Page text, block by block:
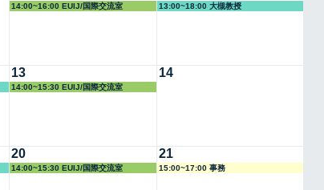
14:00~16:00 EUIJ/国際交流室 13:00~18:00 大槻教授
13
14:00~15:30 EUIJ/国際交流室
14
20
14:00~15:30 EUIJ/国際交流室
21
15:00~17:00 事務